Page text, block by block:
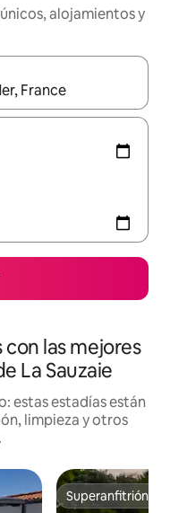
alojamientos y
navega con las
las mejores
La Sauzaie
estas estadías están
limpieza y otros
Superanfitrión
Superanfitrión